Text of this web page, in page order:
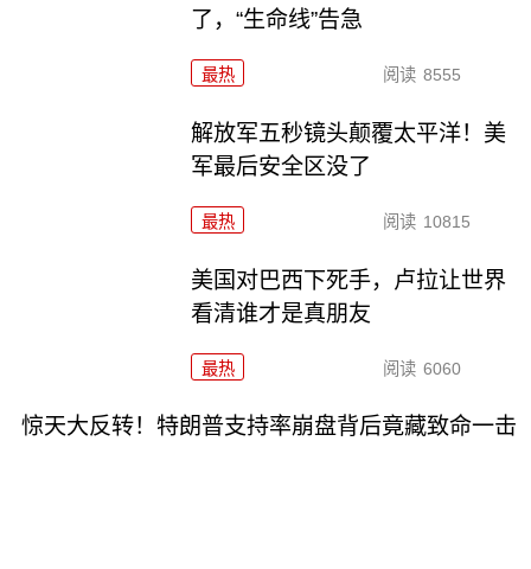
了，“生命线”告急
最热 阅读 8555
解放军五秒镜头颠覆太平洋！美
军最后安全区没了
最热 阅读 10815
美国对巴西下死手，卢拉让世界
看清谁才是真朋友
最热 阅读 6060
惊天大反转！特朗普支持率崩盘背后竟藏致命一击